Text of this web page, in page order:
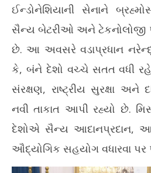
ઈન્ડોનેશિયાની સેનાને
સૈન્ય બેટરીઓ અને ટેકનોલોજી
છે. આ અવસરે વડાપ્રધાન
કે, બંને દેશો વચ્ચે સતત વધી
સંરક્ષણ, રાષ્ટ્રીય સુરક્ષા
નવી તાકાત આપી રહ્યો છે.
દેશોએ સૈન્ય આદાનપ્રદાન,
ઔદ્યોગિક સહયોગ વધારવા પર